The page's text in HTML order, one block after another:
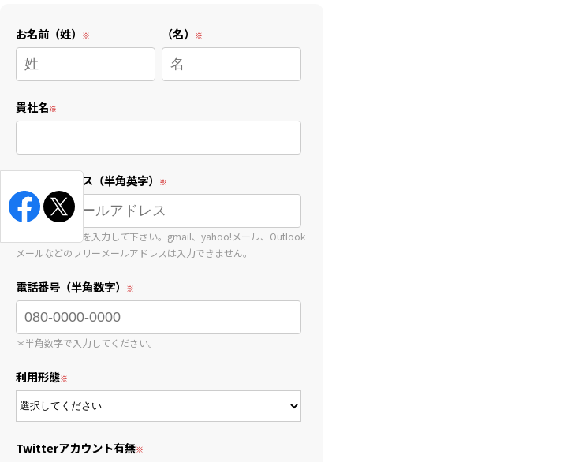
お名前（姓） （名）
貴社名
メールアドレス（半角英字）
会社のアドレスを入力して下さい。gmail、yahoo!メール、Outlook
メールなどのフリーメールアドレスは入力できません。
電話番号（半角数字）
＊半角数字で入力してください。
利用形態
Twitterアカウント有無